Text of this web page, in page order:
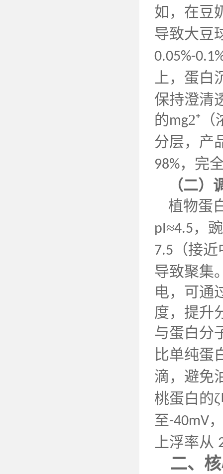
如，在豆
导致大豆
0.05%-
上，蛋
保持澄清
的mg2⁺
分层，产
98%，完
（二
植物蛋
pI≈4.5，
7.5 （接
导致聚集
电，可通
度，提升
与蛋白分
比单纯蛋
滴，避免
桃蛋白的
至-40mV
上浮率从
二、